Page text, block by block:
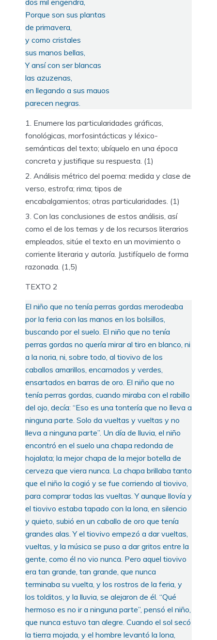
Porque son sus plantas
de primavera,
y como cristales
sus manos bellas,
Y ansí con ser blancas
las azuzenas,
en llegando a sus mauos
parecen negras.
Enumere las particularidades gráficas,
fonológicas, morfosintácticas y léxico-
semánticas del texto; ubíquelo en una época
concreta y justifique su respuesta. (1)
Análisis métrico del poema: medida y clase de
verso, estrofa; rima; tipos de
encabalgamientos; otras particularidades. (1)
Con las conclusiones de estos análisis, así
como el de los temas y de los recursos literarios
empleados, sitúe el texto en un movimiento o
corriente literaria y autoría. Justifíquelo de forma
razonada. (1,5)
TEXTO 2
El niño que no tenía perras gordas merodeaba
por la feria con las manos en los bolsillos,
buscando por el suelo. El niño que no tenía
perras gordas no quería mirar al tiro en blanco, ni
a la noria, ni, sobre todo, al tiovivo de los
caballos amarillos, encarnados y verdes,
ensartados en barras de oro. El niño que no
tenía perras gordas, cuando miraba con el rabillo
del ojo, decía: “Eso es una tontería que no lleva a
ninguna parte. Solo da vueltas y vueltas y no
lleva a ninguna parte”. Un día de lluvia, el niño
encontró en el suelo una chapa redonda de
hojalata; la mejor chapa de la mejor botella de
cerveza que viera nunca. La chapa brillaba tanto
que el niño la cogió y se fue corriendo al tiovivo,
para comprar todas las vueltas. Y aunque llovía y
el tiovivo estaba tapado con la lona, en silencio
y quieto, subió en un caballo de oro que tenía
grandes alas. Y el tiovivo empezó a dar vueltas,
vueltas, y la música se puso a dar gritos entre la
gente, como él no vio nunca. Pero aquel tiovivo
era tan grande, tan grande, que nunca
terminaba su vuelta, y los rostros de la feria, y
los tolditos, y la lluvia, se alejaron de él. “Qué
hermoso es no ir a ninguna parte”, pensó el niño,
que nunca estuvo tan alegre. Cuando el sol secó
la tierra mojada, y el hombre levantó la lona,